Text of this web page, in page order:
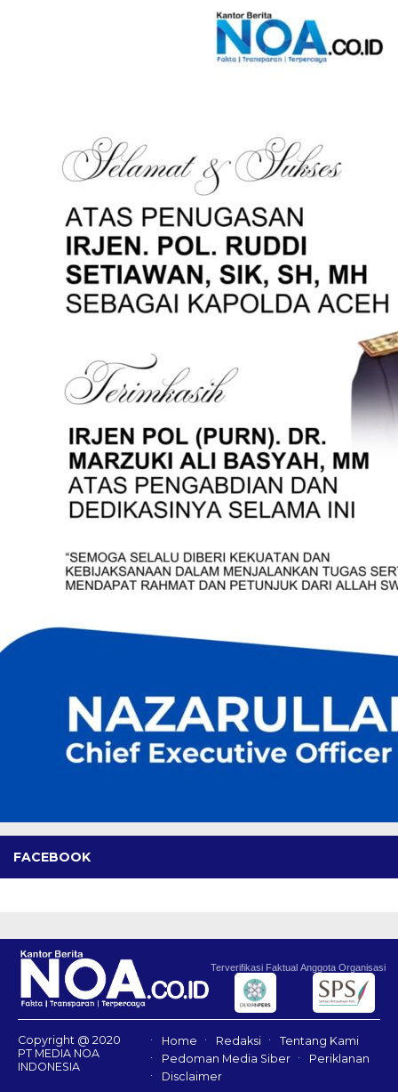
FACEBOOK
Terverifikasi Faktual Anggota Organisasi
Copyright @ 2020
PT MEDIA NOA
INDONESIA
Home Redaksi
Tentang Kami
Pedoman Media Siber
Periklanan
Disclaimer